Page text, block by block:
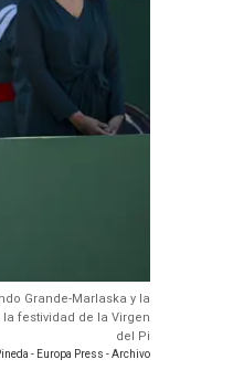
Grande-Marlaska y la
festividad de la Virgen
del Pi
- Europa Press - Archivo